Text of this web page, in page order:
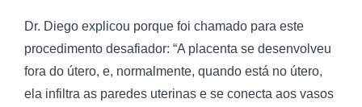
Dr. Diego explicou porque foi chamado para este
procedimento desafiador: “A placenta se desenvolveu
fora do útero, e, normalmente, quando está no útero,
ela infiltra as paredes uterinas e se conecta aos vasos